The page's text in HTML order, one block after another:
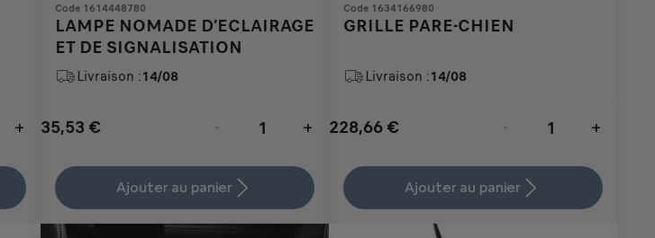
+
Code 1614448780
LAMPE NOMADE D’ECLAIRAGE
ET DE SIGNALISATION
Livraison :14/08
35,53 €
Price
35,53
€
-
+
Quantity
updated
1
Ajouter au panier
Code 1634166980
GRILLE PARE-CHIEN
Livraison :14/08
228,66€
Price
228,66
-
+
Quantity
updated
Ajouter au panier